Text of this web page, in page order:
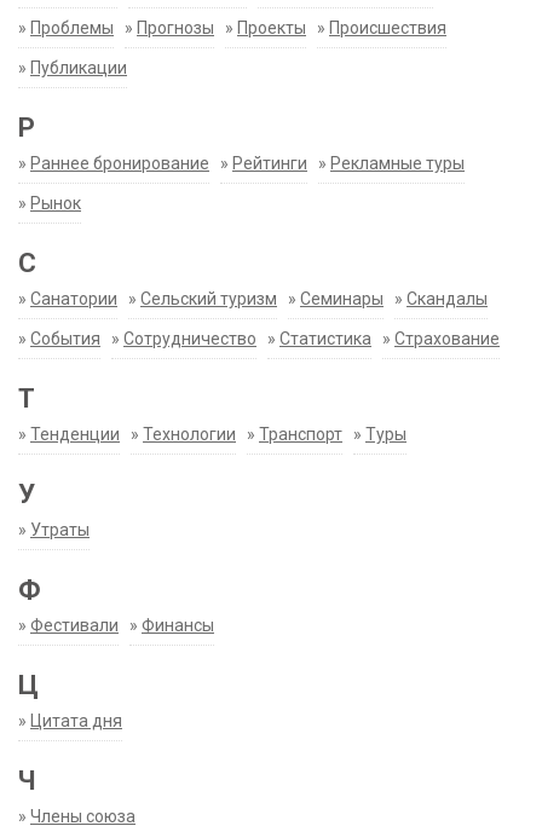
» Проблемы » Прогнозы » Проекты » Происшествия
» Публикации
Р
» Раннее бронирование » Рейтинги » Рекламные туры
» Рынок
С
» Санатории » Сельский туризм » Семинары » Скандалы
» События » Сотрудничество » Статистика » Страхование
Т
» Тенденции » Технологии » Транспорт » Туры
У
» Утраты
Ф
» Фестивали » Финансы
Ц
» Цитата дня
Ч
» Члены союза